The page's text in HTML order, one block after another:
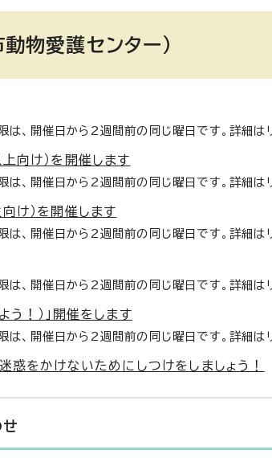
物愛護センター）
は、開催日から2週間前の同じ曜日です。詳細は
向け）を開催します
は、開催日から2週間前の同じ曜日です。詳細は
け）を開催します
は、開催日から2週間前の同じ曜日です。詳細は
は、開催日から2週間前の同じ曜日です。詳細は
う！）」開催をします
は、開催日から2週間前の同じ曜日です。詳細は
惑をかけないためにしつけをしましょう！